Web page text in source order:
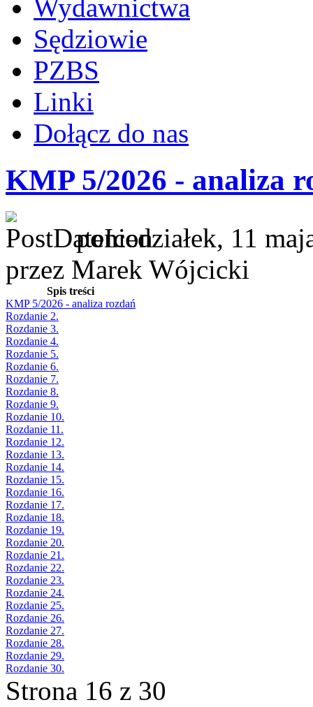
Wydawnictwa
Sędziowie
PZBS
Linki
Dołącz do nas
KMP 5/2026 - analiza
poniedziałek, 11
przez Marek Wójcicki
Spis treści
KMP 5/2026 - analiza rozdań
Rozdanie 2.
Rozdanie 3.
Rozdanie 4.
Rozdanie 5.
Rozdanie 6.
Rozdanie 7.
Rozdanie 8.
Rozdanie 9.
Rozdanie 10.
Rozdanie 11.
Rozdanie 12.
Rozdanie 13.
Rozdanie 14.
Rozdanie 15.
Rozdanie 16.
Rozdanie 17.
Rozdanie 18.
Rozdanie 19.
Rozdanie 20.
Rozdanie 21.
Rozdanie 22.
Rozdanie 23.
Rozdanie 24.
Rozdanie 25.
Rozdanie 26.
Rozdanie 27.
Rozdanie 28.
Rozdanie 29.
Rozdanie 30.
Strona 16 z 30